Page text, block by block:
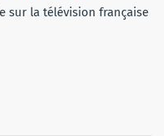
sur la télévision française